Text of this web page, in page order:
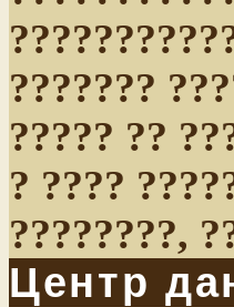
???????
????? ??
? ????
????????,
Центр